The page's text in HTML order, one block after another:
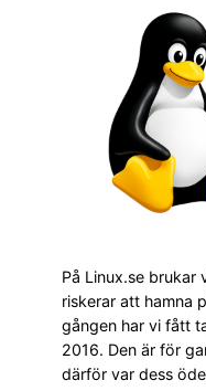
På Linux.se brukar
riskerar att hamna
gången har vi fått
2016. Den är för
därför var dess